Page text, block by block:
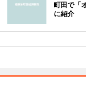
町田で「
に紹介